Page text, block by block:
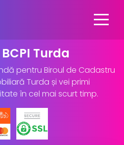
Turda
pentru Biroul de Cadastru
Turda și vei primi
în cel mai scurt timp.